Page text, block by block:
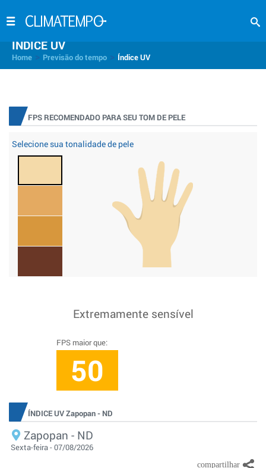
INDICE UV
Home Previsão do tempo Índice UV
FPS RECOMENDADO PARA SEU TOM DE PELE
Selecione sua tonalidade de pele
Extremamente sensível
FPS maior que:
50
ÍNDICE UV Zapopan - ND
Zapopan - ND
Sexta-feira - 07/08/2026